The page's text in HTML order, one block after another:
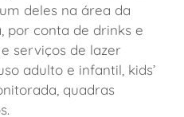
deles na área da
por conta de drinks e
serviços de lazer
adulto e infantil, kids’
quadras